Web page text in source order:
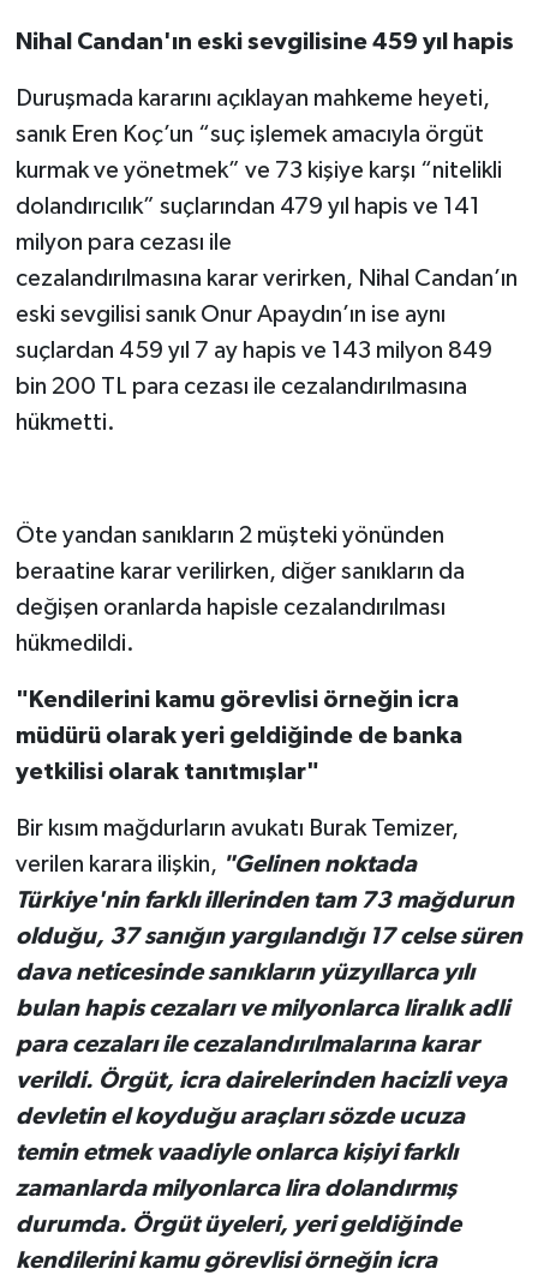
Nihal Candan'ın eski sevgilisine 459 yıl hapis
Duruşmada kararını açıklayan mahkeme heyeti,
sanık Eren Koç’un “suç işlemek amacıyla örgüt
kurmak ve yönetmek” ve 73 kişiye karşı “nitelikli
dolandırıcılık” suçlarından 479 yıl hapis ve 141
milyon para cezası ile
cezalandırılmasına karar verirken, Nihal Candan’ın
eski sevgilisi sanık Onur Apaydın’ın ise aynı
suçlardan 459 yıl 7 ay hapis ve 143 milyon 849
bin 200 TL para cezası ile cezalandırılmasına
hükmetti.
Öte yandan sanıkların 2 müşteki yönünden
beraatine karar verilirken, diğer sanıkların da
değişen oranlarda hapisle cezalandırılması
hükmedildi.
"Kendilerini kamu görevlisi örneğin icra
müdürü olarak yeri geldiğinde de banka
yetkilisi olarak tanıtmışlar"
Bir kısım mağdurların avukatı Burak Temizer,
verilen karara ilişkin, "Gelinen noktada
Türkiye'nin farklı illerinden tam 73 mağdurun
olduğu, 37 sanığın yargılandığı 17 celse süren
dava neticesinde sanıkların yüzyıllarca yılı
bulan hapis cezaları ve milyonlarca liralık adli
para cezaları ile cezalandırılmalarına karar
verildi. Örgüt, icra dairelerinden hacizli veya
devletin el koyduğu araçları sözde ucuza
temin etmek vaadiyle onlarca kişiyi farklı
zamanlarda milyonlarca lira dolandırmış
durumda. Örgüt üyeleri, yeri geldiğinde
kendilerini kamu görevlisi örneğin icra